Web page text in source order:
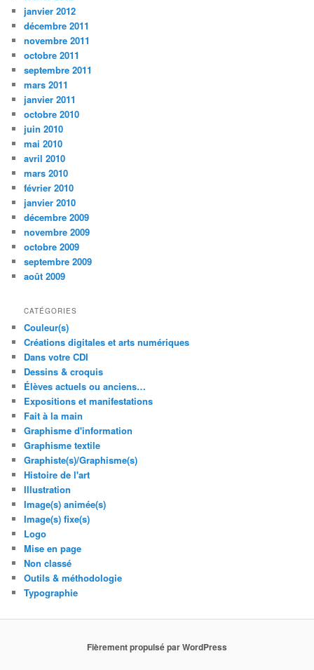
janvier 2012
décembre 2011
novembre 2011
octobre 2011
septembre 2011
mars 2011
janvier 2011
octobre 2010
juin 2010
mai 2010
avril 2010
mars 2010
février 2010
janvier 2010
décembre 2009
novembre 2009
octobre 2009
septembre 2009
août 2009
CATÉGORIES
Couleur(s)
Créations digitales et arts numériques
Dans votre CDI
Dessins & croquis
Élèves actuels ou anciens…
Expositions et manifestations
Fait à la main
Graphisme d'information
Graphisme textile
Graphiste(s)/Graphisme(s)
Histoire de l'art
Illustration
Image(s) animée(s)
Image(s) fixe(s)
Logo
Mise en page
Non classé
Outils & méthodologie
Typographie
Fièrement propulsé par WordPress